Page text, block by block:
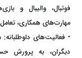
فوتبال، والیبال و
مهارت‌های همکاری،
• فعالیت‌های
دیگران، به پرورش